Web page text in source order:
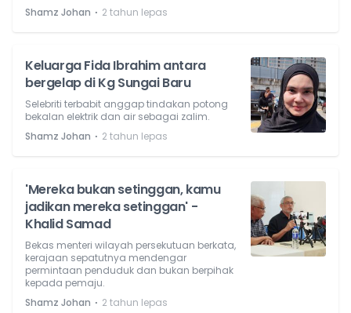
Shamz Johan ⋅ 2 tahun lepas
Keluarga Fida Ibrahim antara
bergelap di Kg Sungai Baru
Selebriti terbabit anggap tindakan potong
bekalan elektrik dan air sebagai zalim.
Shamz Johan ⋅ 2 tahun lepas
'Mereka bukan setinggan, kamu
jadikan mereka setinggan' -
Khalid Samad
Bekas menteri wilayah persekutuan berkata,
kerajaan sepatutnya mendengar
permintaan penduduk dan bukan berpihak
kepada pemaju.
Shamz Johan ⋅ 2 tahun lepas